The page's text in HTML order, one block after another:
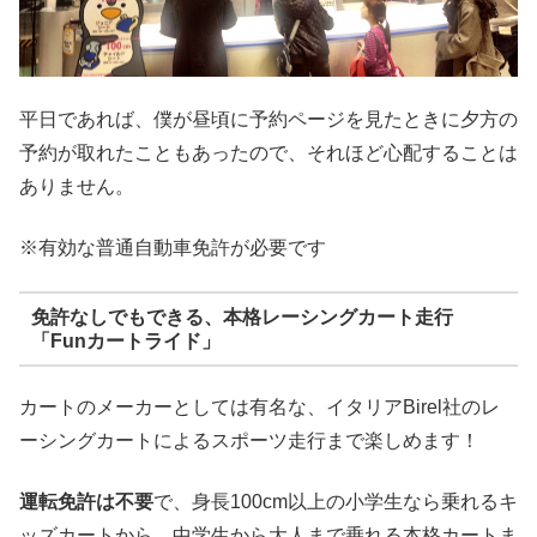
平日であれば、僕が昼頃に予約ページを見たときに夕方の
予約が取れたこともあったので、それほど心配することは
ありません。
※有効な普通自動車免許が必要です
免許なしでもできる、本格レーシングカート走行
「Funカートライド」
カートのメーカーとしては有名な、イタリアBirel社のレ
ーシングカートによるスポーツ走行まで楽しめます！
運転免許は不要で、身長100cm以上の小学生なら乗れるキ